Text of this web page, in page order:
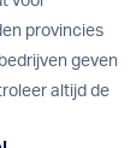
provincies
geven
altijd de